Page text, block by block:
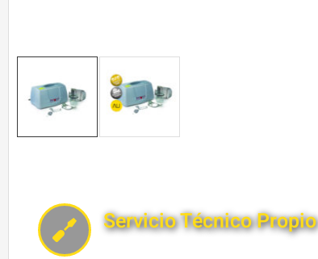
Servicio Técnico Propio